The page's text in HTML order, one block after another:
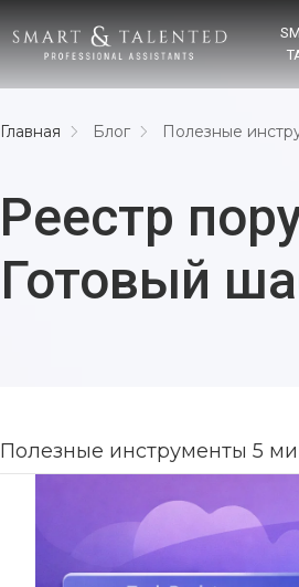
Главная Блог Полезные
Реестр
Готовый
Полезные инструменты 5